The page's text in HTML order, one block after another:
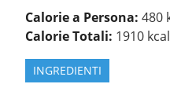
Calorie a Persona:480
Calorie Totali: 1910 kcal
INGREDIENTI